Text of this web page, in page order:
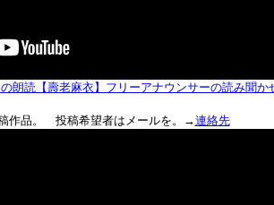
朗読【壽老麻衣】フリーアナウンサーの読み聞か
作品。 投稿希望者はメールを。→連絡先